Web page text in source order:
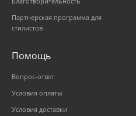
Партнерская программа для
стилистов
Помощь
Вопрос-ответ
Условия оплаты
Условия доставки